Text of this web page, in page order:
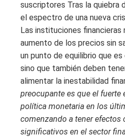
suscriptores Tras la quiebra
el espectro de una nueva
Las instituciones
aumento de los precios sin
un punto de equilibrio que
sino que también deben
alimentar la inestabilidad
preocupante es que el fuerte
política monetaria en los
comenzando a tener efectos
significativos en el sector